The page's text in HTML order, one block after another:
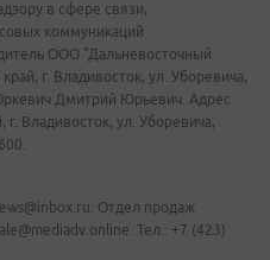
в сфере связи,
коммуникаций
ООО "Дальневосточный
г. Владивосток, ул. Уборевича,
Дмитрий Юрьевич. Адрес
Владивосток, ул. Уборевича,
Отдел продаж
Тел.: +7 (423)